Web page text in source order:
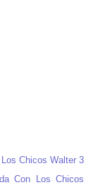
Chicos Walter 3
Con Los Chicos